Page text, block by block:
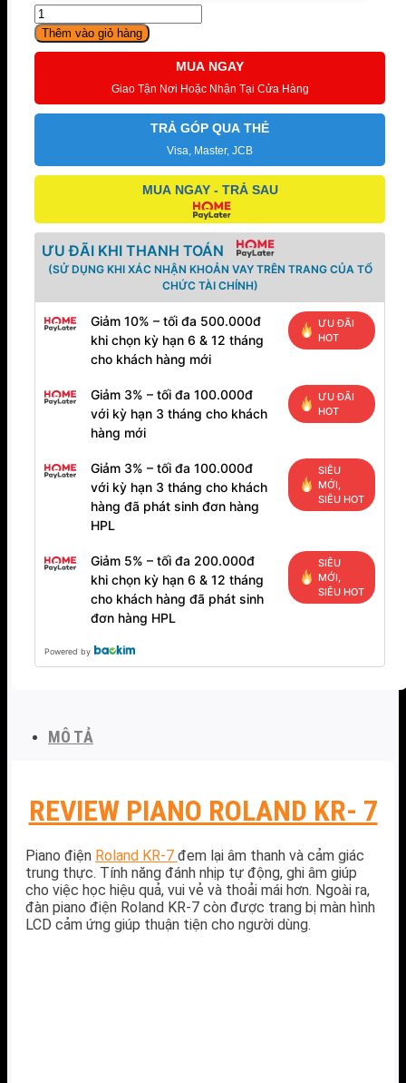
Đàn
Piano
Điện
7
số
Thêm vào giỏ hàng
MUA NGAY
Giao Tận Nơi Hoặc Nhận Tại Cửa Hàng
TRẢ GÓP QUA THẺ
Visa, Master, JCB
MUA NGAY - TRẢ SAU
ƯU ĐÃI KHI THANH TOÁN
(SỬ DỤNG KHI XÁC NHẬN KHOẢN VAY TRÊN TRANG CỦA TỔ
CHỨC TÀI CHÍNH)
Giảm 10% – tối đa 500.000đ
khi chọn kỳ hạn 6 & 12 tháng
cho khách hàng mới
ƯU ĐÃI
HOT
Giảm 3% – tối đa 100.000đ
với kỳ hạn 3 tháng cho khách
hàng mới
ƯU ĐÃI
HOT
Giảm 3% – tối đa 100.000đ
với kỳ hạn 3 tháng cho khách
hàng đã phát sinh đơn hàng
HPL
SIÊU
MỚI,
SIÊU HOT
Giảm 5% – tối đa 200.000đ
khi chọn kỳ hạn 6 & 12 tháng
cho khách hàng đã phát sinh
đơn hàng HPL
SIÊU
MỚI,
SIÊU HOT
Powered by
MÔ TẢ
REVIEW PIANO ROLAND KR- 7
Piano điện Roland KR-7 đem lại âm thanh và cảm giác
trung thực. Tính năng đánh nhịp tự động, ghi âm giúp
cho việc học hiệu quả, vui vẻ và thoải mái hơn. Ngoài ra,
đàn piano điện Roland KR-7 còn được trang bị màn hình
LCD cảm ứng giúp thuận tiện cho người dùng.